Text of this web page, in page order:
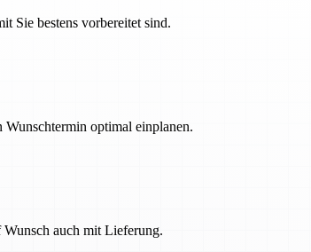
Sie bestens vorbereitet sind.
optimal einplanen.
auch mit Lieferung.